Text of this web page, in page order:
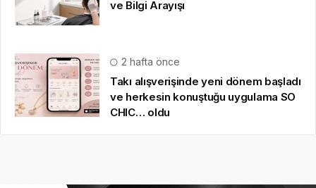
ve Bilgi Arayışı
2 hafta önce
Takı alışverişinde yeni dönem başladı
ve herkesin konuştuğu uygulama SO
CHIC… oldu